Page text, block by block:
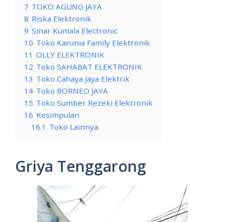
7 TOKO AGUNG JAYA
8 Riska Elektronik
9 Sinar Kumala Electronic
10 Toko Karunia Family Elektronik
11 OLLY ELEKTRONIK
12 Toko SAHABAT ELEKTRONIK
13 Toko Cahaya Jaya Elektrik
14 Toko BORNEO JAYA
15 Toko Sumber Rezeki Elektronik
16 Kesimpulan
16.1 Toko Lainnya:
Griya Tenggarong